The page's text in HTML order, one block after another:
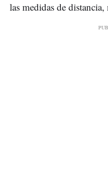
las medidas de